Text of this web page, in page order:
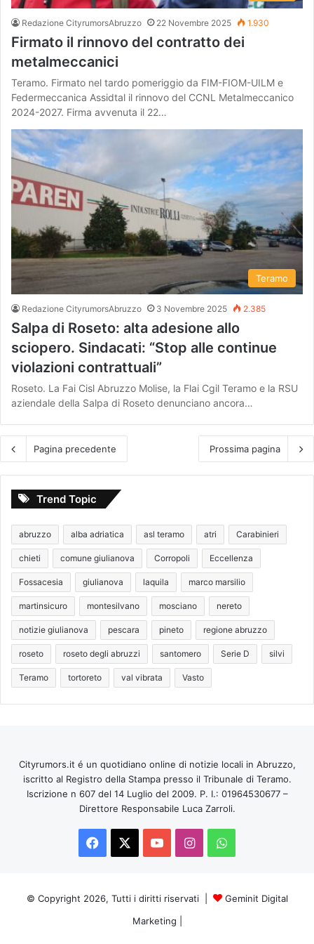
Redazione CityrumorsAbruzzo 22 Novembre 2025 1.930
Firmato il rinnovo del contratto dei
metalmeccanici
Teramo. Firmato nel tardo pomeriggio da FIM-FIOM-UILM e
Federmeccanica Assidtal il rinnovo del CCNL Metalmeccanico
2024-2027. Firma avvenuta il 22…
Teramo
Redazione CityrumorsAbruzzo 3 Novembre 2025 2.385
Salpa di Roseto: alta adesione allo
sciopero. Sindacati: “Stop alle continue
violazioni contrattuali”
Roseto. La Fai Cisl Abruzzo Molise, la Flai Cgil Teramo e la RSU
aziendale della Salpa di Roseto denunciano ancora…
Pagina precedente Prossima pagina
Trend Topic
abruzzo alba adriatica asl teramo atri Carabinieri
chieti comune giulianova Corropoli Eccellenza
Fossacesia giulianova laquila marco marsilio
martinsicuro montesilvano mosciano nereto
notizie giulianova pescara pineto regione abruzzo
roseto roseto degli abruzzi santomero Serie D silvi
Teramo tortoreto val vibrata Vasto
Cityrumors.it é un quotidiano online di notizie locali in Abruzzo,
iscritto al Registro della Stampa presso il Tribunale di Teramo.
Iscrizione n 607 del 14 Luglio del 2009. P. I.: 01964530677 –
Direttore Responsabile Luca Zarroli.
Facebook
You InstagramWhatsApp
© Copyright 2026, Tutti i diritti riservati |
Geminit Digital
Marketing